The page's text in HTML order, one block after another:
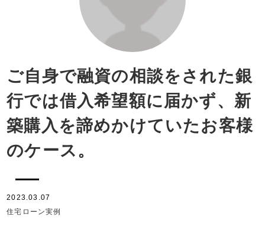
ご自身で融資の相談をされた銀
行では借入希望額に届かず、新
築購入を諦めかけていたお客様
のケース。
2023.03.07
住宅ローン実例